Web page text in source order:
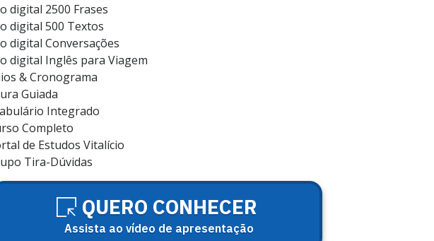
digital 2500 Frases
digital 500 Textos
digital Conversações
digital Inglês para Viagem
& Cronograma
Guiada
Integrado
Completo
de Estudos Vitalício
Tira-Dúvidas
QUERO CONHECER
Assista ao vídeo de apresentação